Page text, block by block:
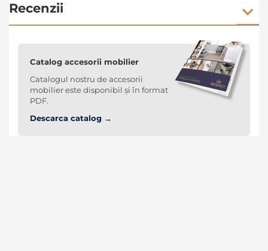
Recenzii
Catalog accesorii mobilier
Catalogul nostru de accesorii
mobilier este disponibil și în format
PDF.
Descarca catalog →